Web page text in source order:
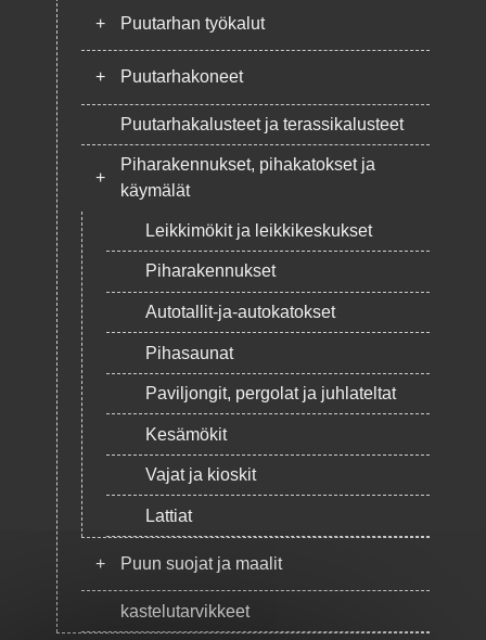
+ Puutarhan työkalut
+ Puutarhakoneet
Puutarhakalusteet ja terassikalusteet
+
Piharakennukset, pihakatokset ja
käymälät
Leikkimökit ja leikkikeskukset
Piharakennukset
Autotallit-ja-autokatokset
Pihasaunat
Paviljongit, pergolat ja juhlateltat
Kesämökit
Vajat ja kioskit
Lattiat
+ Puun suojat ja maalit
kastelutarvikkeet